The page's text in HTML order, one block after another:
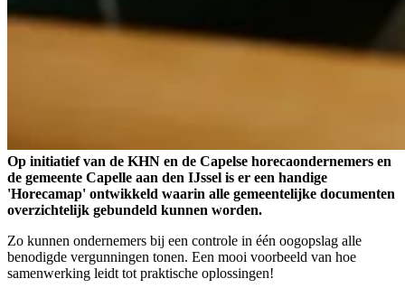
Op initiatief van de KHN en de Capelse horecaondernemers en
de gemeente Capelle aan den IJssel is er een handige
'Horecamap' ontwikkeld waarin alle gemeentelijke documenten
overzichtelijk gebundeld kunnen worden.
Zo kunnen ondernemers bij een controle in één oogopslag alle
benodigde vergunningen tonen. Een mooi voorbeeld van hoe
samenwerking leidt tot praktische oplossingen!